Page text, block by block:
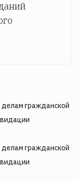
гражданской
гражданской